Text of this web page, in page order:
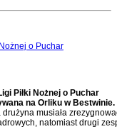
o Puchar
Piłki Nożnej o Puchar
na Orliku w Bestwinie.
drużyna musiała
natomiast drugi